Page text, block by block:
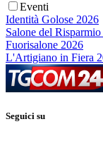
Eventi
Identità Golose 2026
Salone del
Fuorisalone 2026
L'Artigiano in Fiera
Seguici su